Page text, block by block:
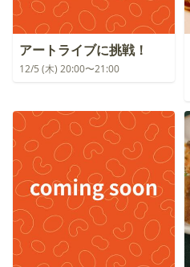
アートライブに挑戦！
12/5 (木) 20:00〜21:00